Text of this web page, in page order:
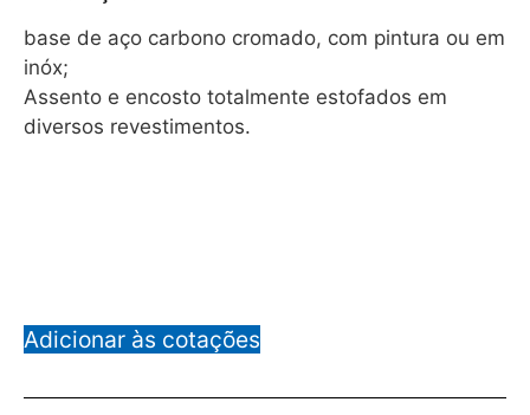
base de aço carbono cromado, com pintura ou em
inóx;
Assento e encosto totalmente estofados em
diversos revestimentos.
Adicionar às cotações